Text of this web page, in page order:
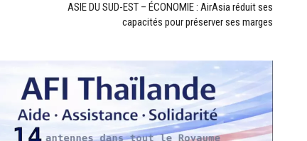
ASIE DU SUD-EST – ÉCONOMIE : AirAsia réduit ses
capacités pour préserver ses marges